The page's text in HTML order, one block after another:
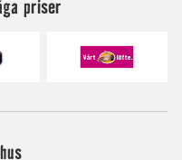
priser